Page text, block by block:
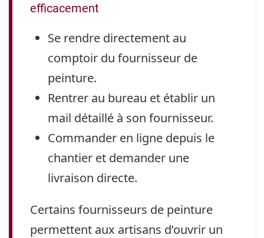
efficacement
Se rendre directement au
comptoir du fournisseur de
peinture.
Rentrer au bureau et établir un
mail détaillé à son fournisseur.
Commander en ligne depuis le
chantier et demander une
livraison directe.
Certains fournisseurs de peinture
permettent aux artisans d’ouvrir un